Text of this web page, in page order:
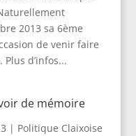
2013 sa 6ème
de venir faire
d’infos...
de mémoire
| Politique Claixoise